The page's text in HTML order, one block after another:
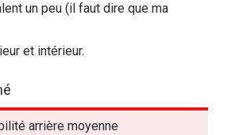
un peu (il faut dire que ma
et intérieur.
arrière moyenne